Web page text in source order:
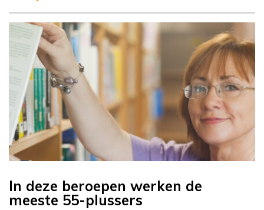
In deze beroepen werken de
meeste 55-plussers